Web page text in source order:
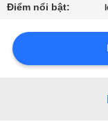
THAM
QUAN
Điểm nổi bật: